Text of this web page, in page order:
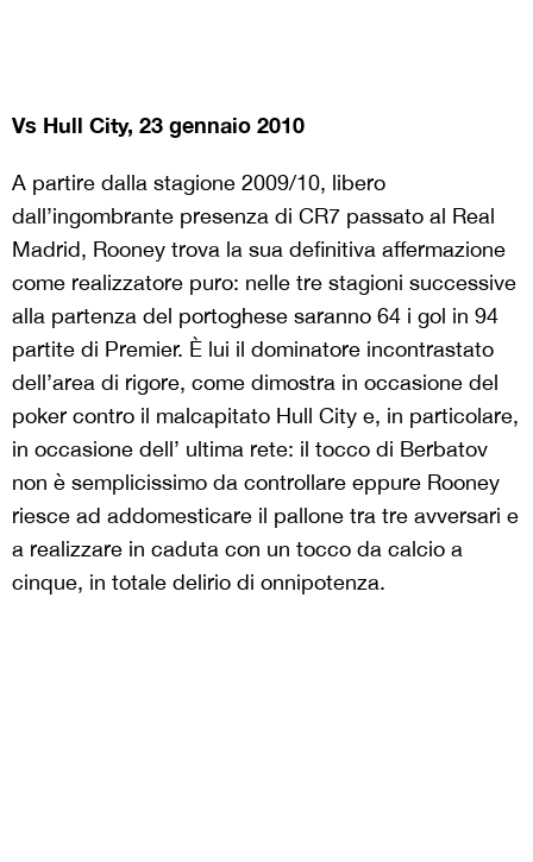
Vs Hull City, 23 gennaio 2010
A partire dalla stagione 2009/10, libero
dall’ingombrante presenza di CR7 passato al Real
Madrid, Rooney trova la sua definitiva affermazione
come realizzatore puro: nelle tre stagioni successive
alla partenza del portoghese saranno 64 i gol in 94
partite di Premier. È lui il dominatore incontrastato
dell’area di rigore, come dimostra in occasione del
poker contro il malcapitato Hull City e, in particolare,
in occasione dell’ ultima rete: il tocco di Berbatov
non è semplicissimo da controllare eppure Rooney
riesce ad addomesticare il pallone tra tre avversari e
a realizzare in caduta con un tocco da calcio a
cinque, in totale delirio di onnipotenza.